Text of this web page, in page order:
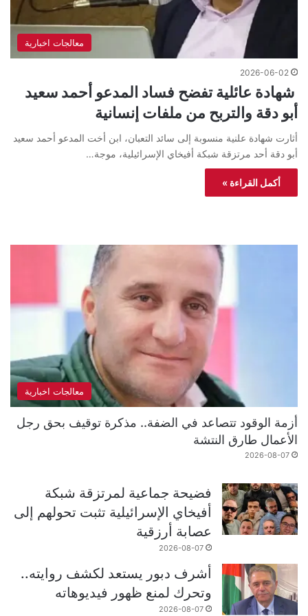
معالجات اخبارية
2026-06-02
​ شهادة عائلية تفضح فساد المدعو أحمد سعيد
أبو دقة والتربح من ملفات إنسانية
أثارت شهادة علنية منسوبة إلى سائد التعبان، ابن أخت المدعو أحمد سعيد
أبو دقة أحد مرتزقة شبكة أفيخاي الإسرائيلية، موجة…
أكمل القراءة »
معالجات اخبارية
أزمة الوقود تتصاعد في الضفة.. مذكرة توقيف بحق رجل
الأعمال طارق النتشة
2026-08-07
فضيحة جماعية لمرتزقة شبكة
أفيخاي الإسرائيلية تثبت تحولهم إلى
عصابة أرزقية
2026-08-07
أشرف دبور يستعد لكشف روايته..
وتحرك لمنع ظهور فيديوهاته
2026-08-07